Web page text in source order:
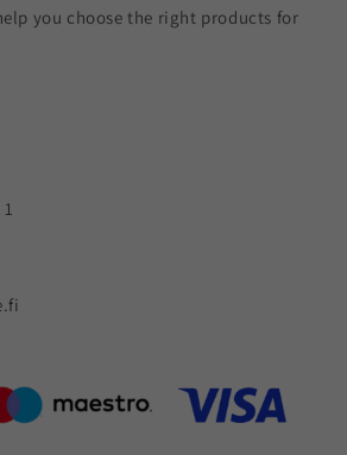
you choose the right products for